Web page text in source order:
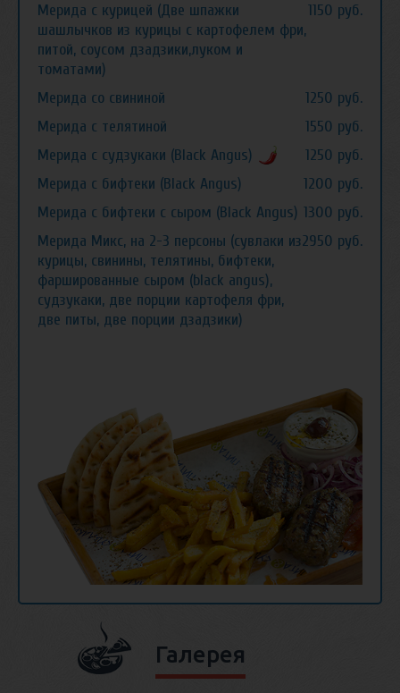
Мерида с курицей (Две шпажки
шашлычков из курицы с картофелем фри,
питой, соусом дзадзики,луком и
томатами)
1150 руб.
Мерида со свининой
1250 руб.
Мерида с телятиной
1550 руб.
Мерида с судзукаки (Black Angus)
1250 руб.
Мерида с бифтеки (Black Angus)
1200 руб.
Мерида с бифтеки с сыром (Black Angus) 1300 руб.
Мерида Микс, на 2-3 персоны (сувлаки из
курицы, свинины, телятины, бифтеки,
фаршированные сыром (black angus),
судзукаки, две порции картофеля фри,
две питы, две порции дзадзики)
2950 руб.
Галерея